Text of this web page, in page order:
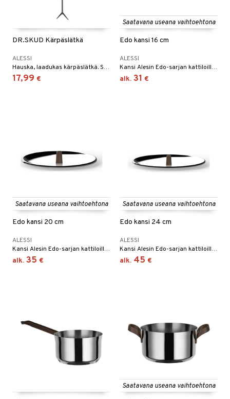
DR.SKUD Kärpäslätkä
ALESSI
Hauska, laadukas kärpäslätkä. Saatavana kahdessa värissä.
17,99 €
Saatavana useana vaihtoehtona
Edo kansi 16 cm
ALESSI
Kansi Alesin Edo-sarjan kattiloille ja kasareille.
alk. 31 €
Saatavana useana vaihtoehtona
Edo kansi 20 cm
ALESSI
Kansi Alesin Edo-sarjan kattiloille ja kasareille.
alk. 35 €
Saatavana useana vaihtoehtona
Edo kansi 24 cm
ALESSI
Kansi Alesin Edo-sarjan kattiloille ja kasareille.
alk. 45 €
Saatavana useana vaihtoehtona